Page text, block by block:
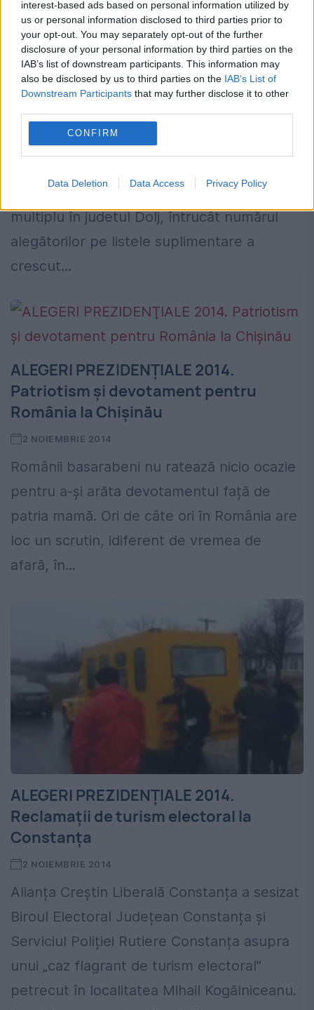
interest-based ads based on personal information utilized by
us or personal information disclosed to third parties prior to
your opt-out. You may separately opt-out of the further
disclosure of your personal information by third parties on the
IAB’s list of downstream participants. This information may
also be disclosed by us to third parties on the IAB’s List of
Downstream Participants that may further disclose it to other
CONFIRM
Data Deletion Data Access Privacy Policy
ALEGERI PREZIDENȚIALE 2014.
SUSPICIUNI de VOT MULTIPLU în Dolj
2 NOIEMBRIE 2014
Liderul PDL Dolj, eurodeputatul Marian
acțiuni doveditoare de exercitare a votului
multiplu în judetul Dolj, întrucât numărul
alegătorilor pe listele suplimentare a
crescut...
ALEGERI PREZIDENŢIALE 2014.
Patriotism și devotament pentru
România la Chișinău
2 NOIEMBRIE 2014
Românii basarabeni nu ratează nicio ocazie
pentru a-și arăta devotamentul față de
patria mamă. Ori de câte ori în România are
loc un scrutin, idiferent de vremea de
afară, în...
ALEGERI PREZIDENȚIALE 2014.
Reclamații de turism electoral la
Constanța
2 NOIEMBRIE 2014
Alianța Creștin Liberală Constanța a sesizat
Biroul Electoral Județean Constanța și
Serviciul Poliției Rutiere Constanța asupra
unui „caz flagrant de turism electoral”
petrecut în localitatea Mihail Kogălniceanu.